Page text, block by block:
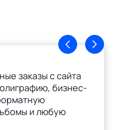
заказы с сайта
бизнес-
и любую